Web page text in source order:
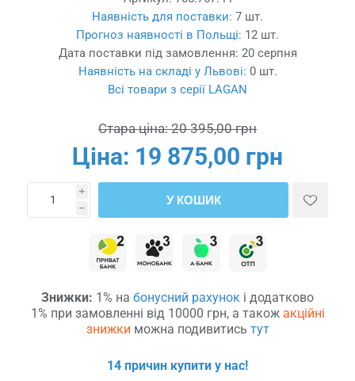
Наявність для поставки: 7 шт.
Прогноз наявності в Польщі: 12 шт.
Дата поставки під замовлення: 20 серпня
Наявність на складі у Львові: 0 шт.
Всі товари з серії LAGAN
Стара ціна: 20 395,00 грн
Ціна: 19 875,00 грн
i
h
У КОШИК
Знижки: 1% на бонусний рахунок і додатково
1% при замовленні від 10000 грн, а також акційні
знижки можна подивитись тут
14 причин купити у нас!